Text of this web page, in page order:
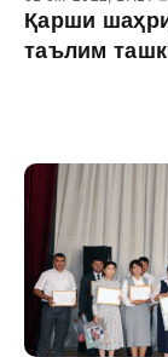
Қарши
таълим